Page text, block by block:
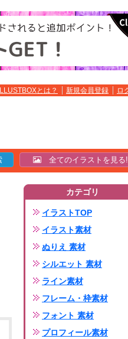
ILLUSTBOXとは？ 新規会員登録 ロ
全てのイラストを見る!
カテゴリ
イラストTOP
イラスト素材
ぬりえ 素材
シルエット 素材
ライン素材
フレーム・枠素材
フォント 素材
プロフィール素材